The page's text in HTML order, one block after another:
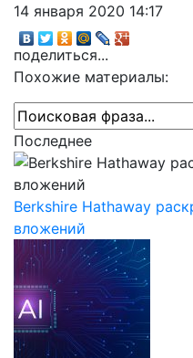
14 января 2020 14:17
поделиться...
Похожие материалы:
Последнее
Berkshire Hathaway
вложений